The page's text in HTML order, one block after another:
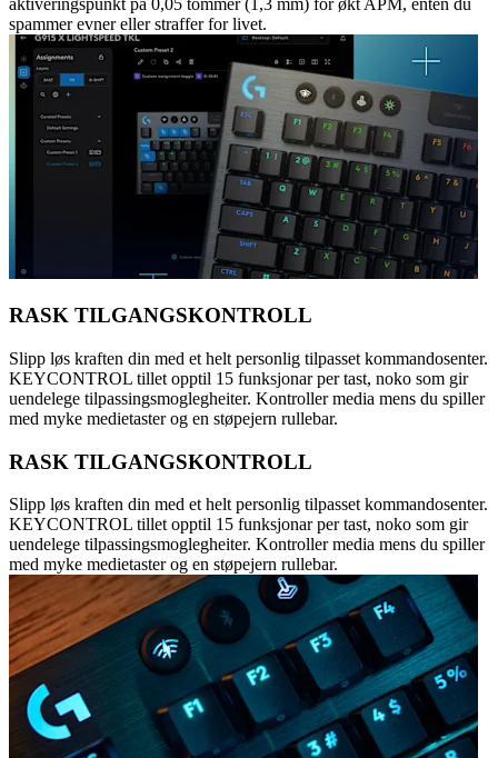
spammer evner eller straffer for livet.
RASK TILGANGSKONTROLL
Slipp løs kraften din med et helt personlig tilpasset kommandosenter.
KEYCONTROL tillet opptil 15 funksjonar per tast, noko som gir
uendelege tilpassingsmoglegheiter. Kontroller media mens du spiller
med myke medietaster og en støpejern rullebar.
RASK TILGANGSKONTROLL
Slipp løs kraften din med et helt personlig tilpasset kommandosenter.
KEYCONTROL tillet opptil 15 funksjonar per tast, noko som gir
uendelege tilpassingsmoglegheiter. Kontroller media mens du spiller
med myke medietaster og en støpejern rullebar.